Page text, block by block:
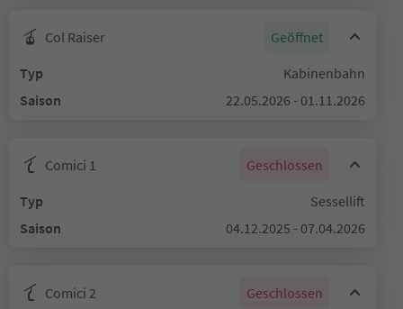
Col Raiser
Geöffnet
Typ
Kabinenbahn
Saison
22.05.2026 - 01.11.2026
Comici 1
Geschlossen
Typ
Sessellift
Saison
04.12.2025 - 07.04.2026
Comici 2
Geschlossen